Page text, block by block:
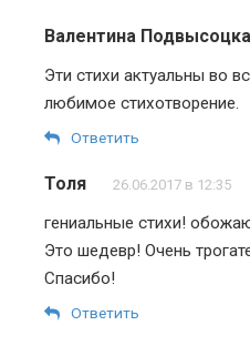
Валентина
Эти стихи актуальны во
любимое стихотворение.
Ответить
Толя 26.06.2017 в 12:35
гениальные стихи!
Это шедевр! Очень
Спасибо!
Ответить